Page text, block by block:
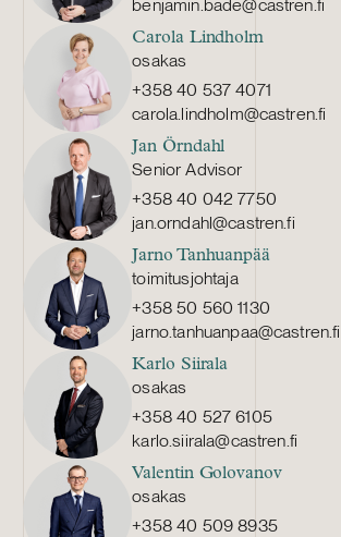
benjamin.bade@castren.fi
Carola Lindholm
osakas
+358 40 537 4071
carola.lindholm@castren.fi
Jan Örndahl
Senior Advisor
+358 40 042 7750
jan.orndahl@castren.fi
Jarno Tanhuanpää
toimitusjohtaja
+358 50 560 1130
jarno.tanhuanpaa@castren.fi
Karlo Siirala
osakas
+358 40 527 6105
karlo.siirala@castren.fi
Valentin Golovanov
osakas
+358 40 509 8935